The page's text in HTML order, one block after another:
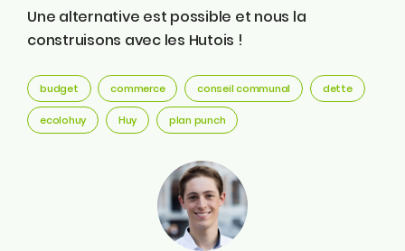
Une alternative est possible et nous la
construisons avec les Hutois !
budget commerce conseil communal dette
ecolohuy Huy plan punch